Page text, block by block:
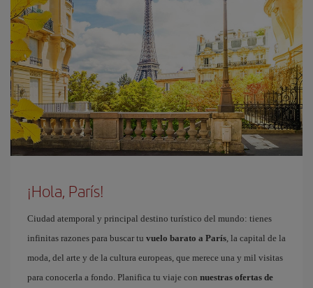
¡Hola, París!
Ciudad atemporal y principal destino turístico del mundo: tienes
infinitas razones para buscar tu vuelo barato a París, la capital de la
moda, del arte y de la cultura europeas, que merece una y mil visitas
para conocerla a fondo. Planifica tu viaje con nuestras ofertas de